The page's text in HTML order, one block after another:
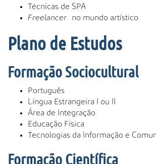
Técnicas de SPA
Freelancer no mundo artístico
Plano de Estudos
Formação Sociocultural
Português
Língua Estrangeira I ou II
Área de Integração
Educação Física
Tecnologias da Informação e
Formação Científica